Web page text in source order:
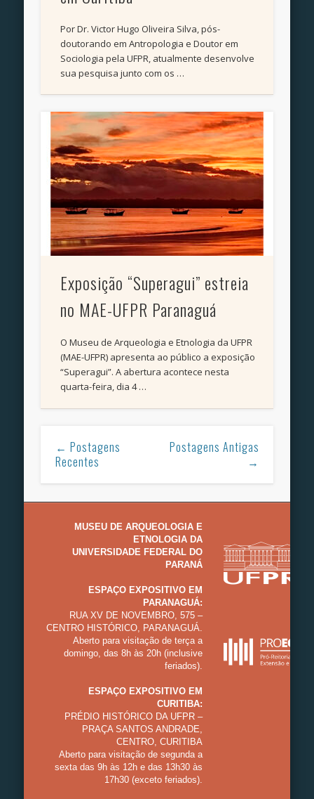
Por Dr. Victor Hugo Oliveira Silva, pós-
doutorando em Antropologia e Doutor em
Sociologia pela UFPR, atualmente desenvolve
sua pesquisa junto com os …
Exposição “Superagui” estreia
no MAE-UFPR Paranaguá
O Museu de Arqueologia e Etnologia da UFPR
(MAE-UFPR) apresenta ao público a exposição
“Superagui”. A abertura acontece nesta
quarta-feira, dia 4 …
← Postagens
Recentes
Postagens Antigas
→
MUSEU DE ARQUEOLOGIA E
ETNOLOGIA DA
UNIVERSIDADE FEDERAL DO
PARANÁ
ESPAÇO EXPOSITIVO EM
PARANAGUÁ:
RUA XV DE NOVEMBRO, 575 –
CENTRO HISTÓRICO, PARANAGUÁ.
Aberto para visitação de terça a
domingo, das 8h às 20h (inclusive
feriados).
ESPAÇO EXPOSITIVO EM
CURITIBA:
PRÉDIO HISTÓRICO DA UFPR –
PRAÇA SANTOS ANDRADE,
CENTRO, CURITIBA
Aberto para visitação de segunda a
sexta das 9h às 12h e das 13h30 às
17h30 (exceto feriados).